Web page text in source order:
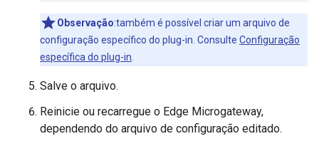
Observação:também é possível criar um arquivo de
configuração específico do plug-in. Consulte Configuração
específica do plug-in
Salve o arquivo.
Reinicie ou recarregue o Edge Microgateway,
dependendo do arquivo de configuração editado.